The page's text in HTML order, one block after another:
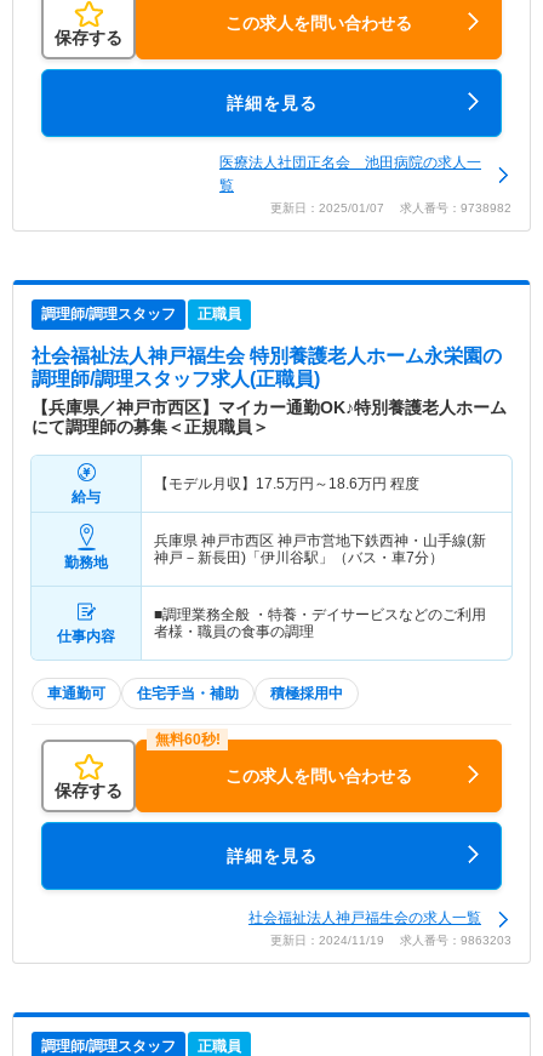
保存する
この求人を問い合わせる
詳細を見る
医療法人社団正名会 池田病院の求人一
覧
更新日：2025/01/07 求人番号：9738982
調理師/調理スタッフ 正職員
社会福祉法人神戸福生会 特別養護老人ホーム永栄園の
調理師/調理スタッフ求人(正職員)
【兵庫県／神戸市西区】マイカー通勤OK♪特別養護老人ホーム
にて調理師の募集＜正規職員＞
給与
【モデル月収】 17.5万円～ 18.6万円 程度
勤務地
兵庫県 神戸市西区 神戸市営地下鉄西神・山手線(新
神戸－新長田)「伊川谷駅」（バス・車7分）
仕事内容
■調理業務全般 ・特養・デイサービスなどのご利用
者様・職員の食事の調理
車通勤可 住宅手当・補助 積極採用中
保存する
この求人を問い合わせる
詳細を見る
社会福祉法人神戸福生会の求人一覧
更新日：2024/11/19 求人番号：9863203
調理師/調理スタッフ 正職員